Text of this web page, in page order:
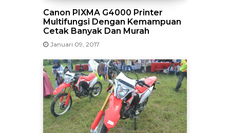
Canon PIXMA G4000 Printer
Multifungsi Dengan Kemampuan
Cetak Banyak Dan Murah
Januari 09, 2017